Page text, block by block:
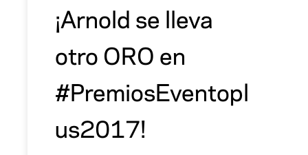
¡Arnold se lleva
otro ORO en
#PremiosEventopl
us2017!